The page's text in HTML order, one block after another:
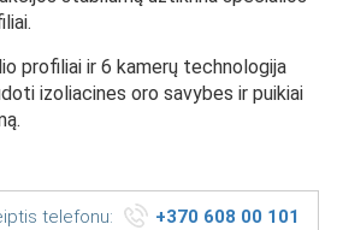
profiliai ir 6 kamerų technologija
izoliacines oro savybes ir puikiai
telefonu: +370 608 00 101